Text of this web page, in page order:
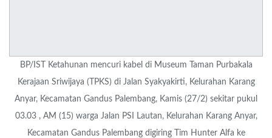
BP/IST Ketahunan mencuri kabel di Museum Taman Purbakala
Kerajaan Sriwijaya (TPKS) di Jalan Syakyakirti, Kelurahan Karang
Anyar, Kecamatan Gandus Palembang, Kamis (27/2) sekitar pukul
03.03 , AM (15) warga Jalan PSI Lautan, Kelurahan Karang Anyar,
Kecamatan Gandus Palembang digiring Tim Hunter Alfa ke